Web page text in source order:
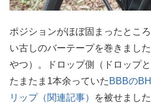
ポジションがほぼ固まったとこ
い古しのバーテープを巻きまし
やつ）。ドロップ側（ドロップ
たまたま1本余っていた BBBの
リップ（関連記事）
を被せました